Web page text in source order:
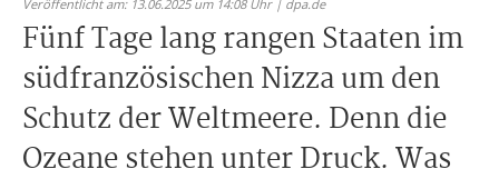
Veröffentlicht am: 13.06.2025 um 14:08 Uhr | dpa.de
Fünf Tage lang rangen Staaten im
südfranzösischen Nizza um den
Schutz der Weltmeere. Denn die
Ozeane stehen unter Druck. Was